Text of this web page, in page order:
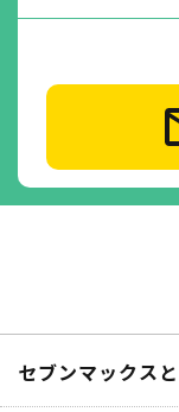
セブンマックス